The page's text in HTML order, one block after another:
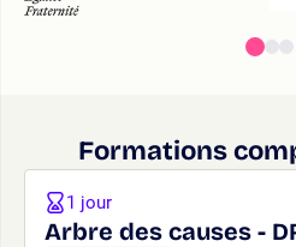
Formations
Arbre des causes -
1 jour